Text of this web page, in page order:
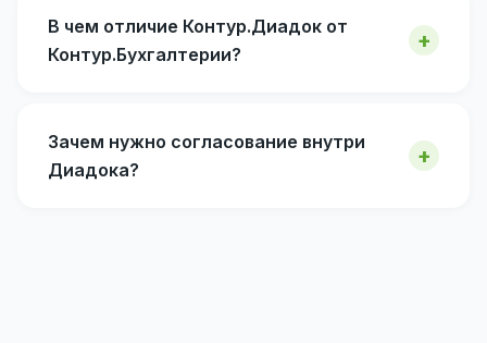
В чем отличие Контур.Диадок от
Контур.Бухгалтерии?
Зачем нужно согласование внутри
Диадока?